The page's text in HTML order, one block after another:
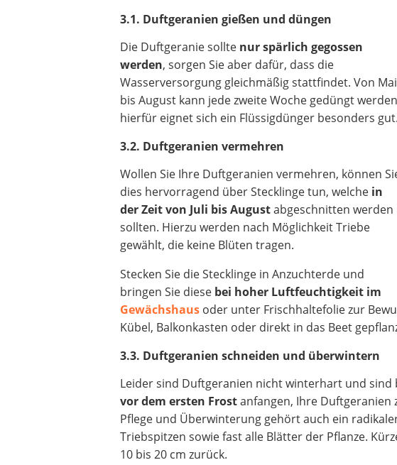
3.1. Duftgeranien gießen und düngen
Die Duftgeranie sollte nur spärlich gegossen
werden, sorgen Sie aber dafür, dass die
Wasserversorgung gleichmäßig stattfindet. Von Mai
bis August kann jede zweite Woche gedüngt
hierfür eignet sich ein Flüssigdünger besonders gut.
3.2. Duftgeranien vermehren
Wollen Sie Ihre Duftgeranien vermehren, können
dies hervorragend über Stecklinge tun, welche in
der Zeit von Juli bis Augustabgeschnitten werden
sollten. Hierzu werden nach Möglichkeit Triebe
gewählt, die keine Blüten tragen.
Stecken Sie die Stecklinge in Anzuchterde und
bringen Sie diese bei hoher Luftfeuchtigkeit im
Gewächshaus oder unter Frischhaltefolie zur
Kübel, Balkonkasten oder direkt in das Beet
3.3. Duftgeranien schneiden und überwintern
Leider sind Duftgeranien nicht winterhart und
vor dem ersten Frostanfangen, Ihre
Pflege und Überwinterung gehört auch ein
Triebspitzen sowie fast alle Blätter der Pflanze.
10 bis 20 cm zurück.